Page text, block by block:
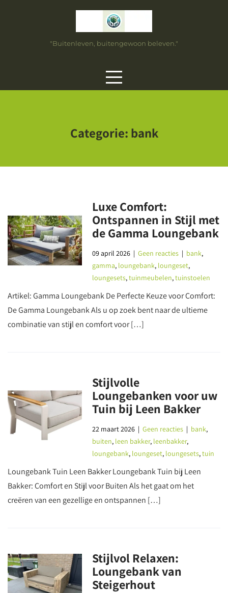
"Buitenleven, buitengewoon beleven."
Categorie: bank
Luxe Comfort:
Ontspannen in Stijl met
de Gamma Loungebank
09 april 2026 |Geen reacties | bank,
gamma, loungebank, loungeset,
loungesets,tuinmeubelen,tuinstoelen
Artikel: Gamma Loungebank De Perfecte Keuze voor Comfort:
De Gamma Loungebank Als u op zoek bent naar de ultieme
combinatie van stijl en comfort voor […]
Stijlvolle
Loungebanken voor uw
Tuin bij Leen Bakker
22 maart 2026 |Geen reacties | bank,
buiten, leen bakker, leenbakker,
loungebank, loungeset, loungesets,tuin
Loungebank Tuin Leen Bakker Loungebank Tuin bij Leen
Bakker: Comfort en Stijl voor Buiten Als het gaat om het
creëren van een gezellige en ontspannen […]
Stijlvol Relaxen:
Loungebank van
Steigerhout